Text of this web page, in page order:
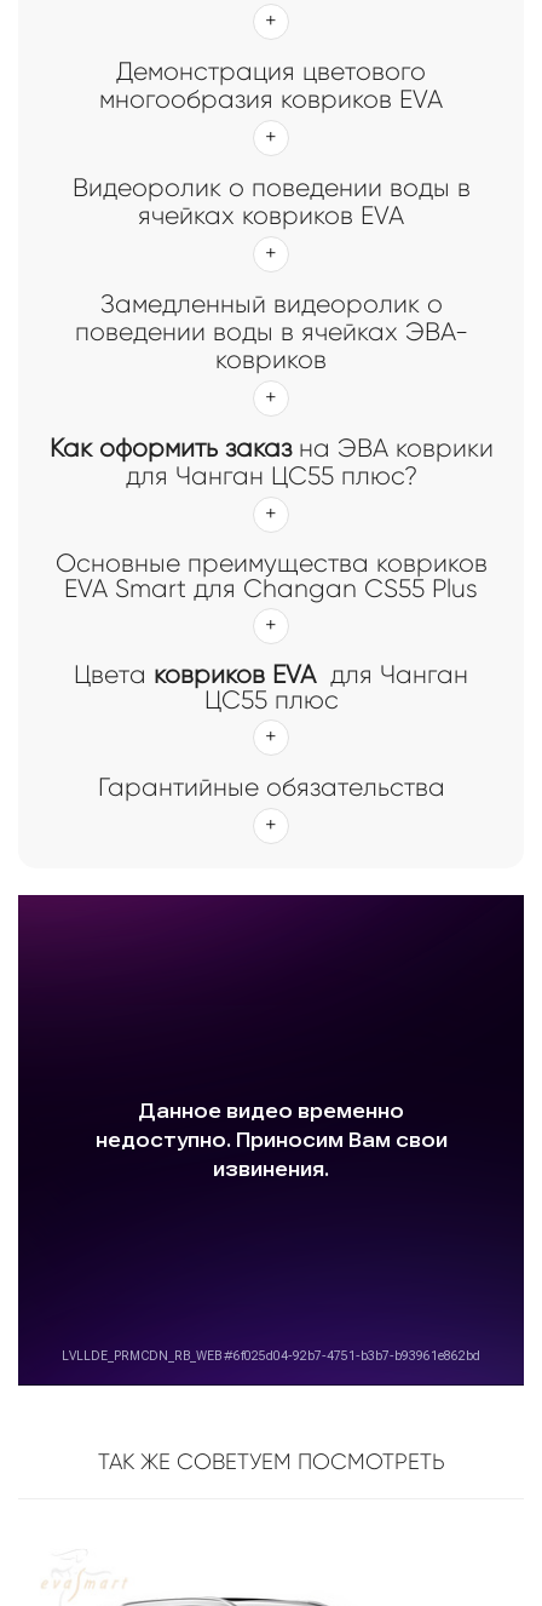
Демонстрация цветового
многообразия ковриков EVA
Видеоролик о поведении воды в
ячейках ковриков EVA
Замедленный видеоролик о
поведении воды в ячейках ЭВА-
ковриков
Как оформить заказна ЭВА коврики
для Чанган ЦС55 плюс?
Основные преимущества ковриков
EVA Smart для Changan CS55 Plus
Цвета ковриков EVAдля Чанган
ЦС55 плюс
Гарантийные обязательства
ТАК ЖЕ СОВЕТУЕМ ПОСМОТРЕТЬ